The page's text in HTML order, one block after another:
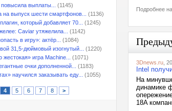
выплаты...
(1145)
на выпуск шести смартфонов...
(1136)
который добавляет 70...
(1245)
Caviar утяжелила...
(1142)
в игру»: актёр...
(1084)
31,5-дюймовый изогнутый...
(1220)
игра Machine...
(1071)
очки дополненной...
(1183)
научился заказывать еду...
(1055)
4 5 6 7 8 >
Подробнее на
3Dnews.ru ,
Intel
На
динамике
18A